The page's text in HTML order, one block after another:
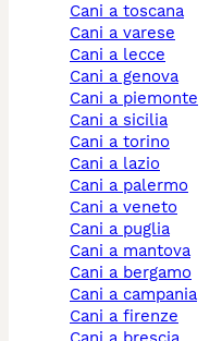
cani a toscana
cani a varese
cani a lecce
cani a genova
cani a piemonte
cani a sicilia
cani a torino
cani a lazio
cani a palermo
cani a veneto
cani a puglia
cani a mantova
cani a bergamo
cani a campania
cani a firenze